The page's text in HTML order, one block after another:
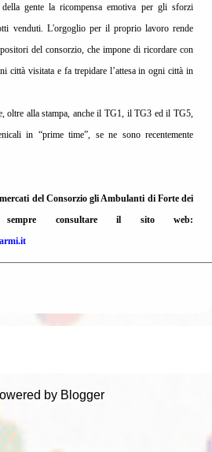
della gente la ricompensa emotiva per gli sforzi
venduti. L'orgoglio per il proprio lavoro rende
del consorzio, che impone di ricordare con
città visitata e fa trepidare l’attesa in ogni città in
oltre alla stampa, anche il TG1, il TG3 ed il TG5,
in “prime time”, se ne sono recentemente
del Consorzio gli Ambulanti di Forte dei
consultare il sito web:
by Blogger